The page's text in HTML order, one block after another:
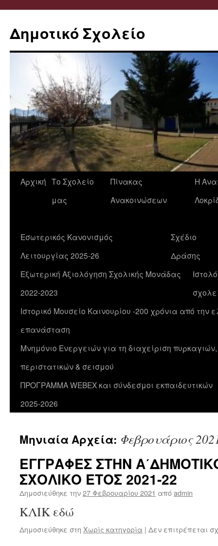
Δημοτικό Σχολείο
Μετάβαση
Αρχική Το Σχολείο
μας
Πίνακας
Ανακοινώσεων
Η
Εσωτερικός Κανονισμός
Λειτουργίας 2025-26
Σχέδιο
Δράσης
Εξωτερική Αξιολόγηση Σχολικής Μονάδας
2022-2023
Ιστορικό Μουσείο Καινουρίου -200 χρόνια από την
επανάσταση
Μνημόνιο Ενεργειών για τη διαχείριση
περιστατικών & σεισμού
ΠΡΟΓΡΑΜΜΑ WEBEX και σύνδεσμοι εκπαιδευτικών
2025-2026
Μηνιαία Αρχεία: Φεβρουάριος
ΕΓΓΡΑΦΕΣ ΣΤΗΝ
ΣΧΟΛΙΚΟ ΕΤΟΣ 2021-22
Δημοσιεύθηκε την27 Φεβρουαρίου 2021 απόadmin
ΚΛΙΚ εδώ
Δημοσιεύθηκε στη Χωρίς κατηγορία | Δεν επιτρέπεται